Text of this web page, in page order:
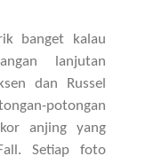
banget kalau
lanjutan
dan Russel
potongan
anjing yang
Setiap foto